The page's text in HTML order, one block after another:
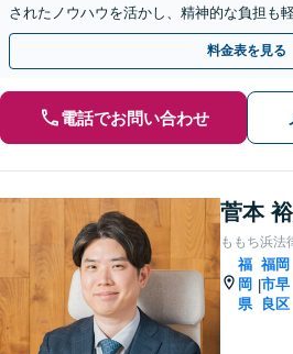
されたノウハウを活かし、精神的な負担も
目指します。【休日・夜間相談あり】【ビ
料金表を見る
電話でお問い合わせ
菅本
ももち浜法
福
岡
県
|
福岡
市早
良区